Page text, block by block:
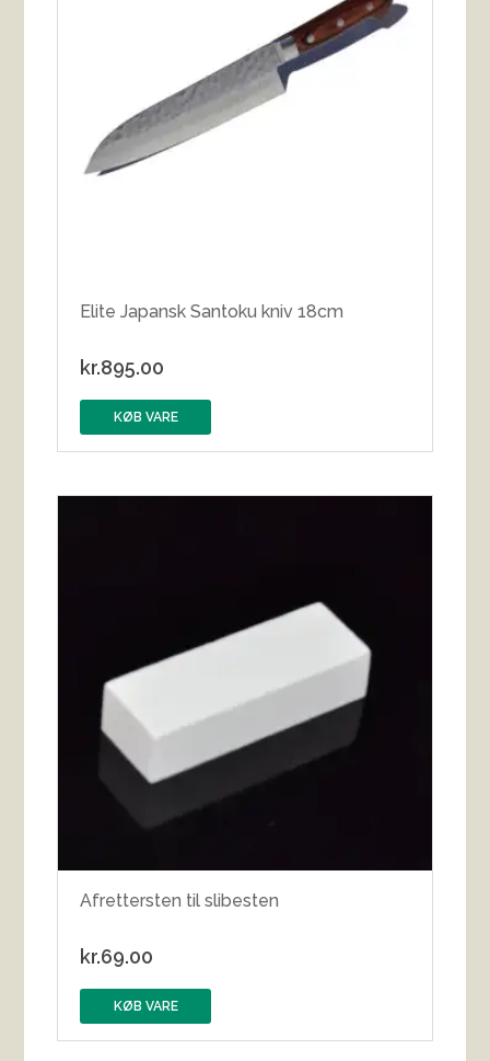
Elite Japansk Santoku kniv 18cm
kr.895.00
KØB VARE
Afrettersten til slibesten
kr.69.00
KØB VARE